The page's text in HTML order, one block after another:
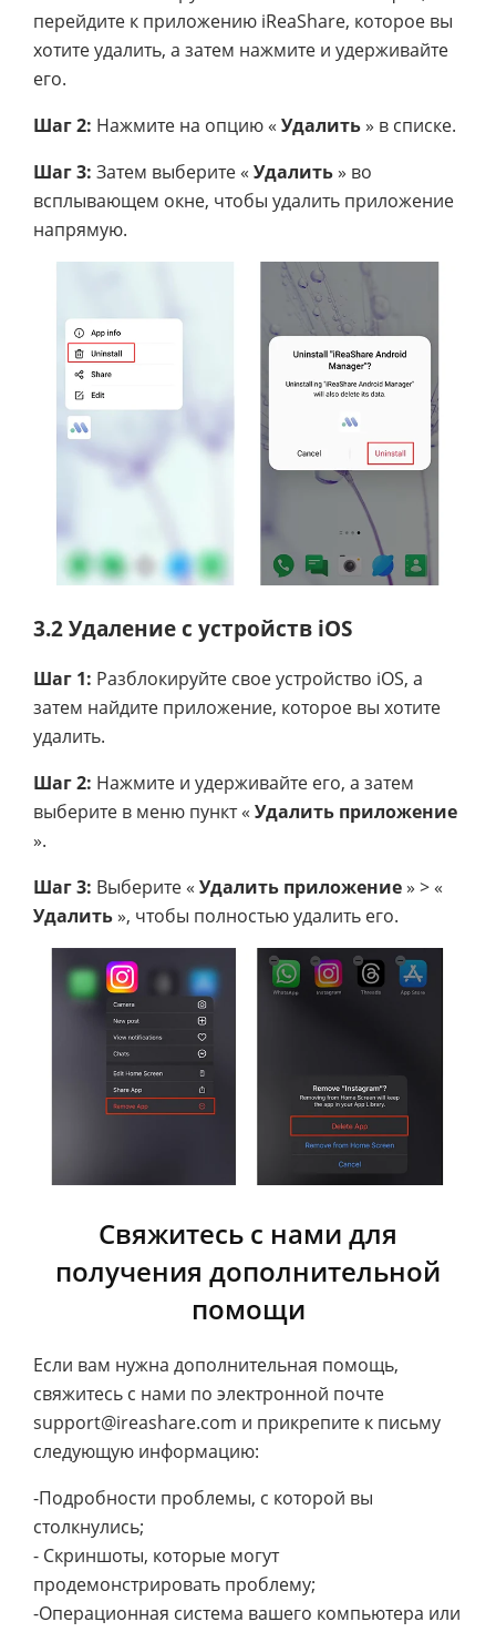
перейдите к приложению iReaShare, которое вы
хотите удалить, а затем нажмите и удерживайте
его.
Шаг 2: Нажмите на опцию « Удалить» в списке.
Шаг 3: Затем выберите « Удалить» во
всплывающем окне, чтобы удалить приложение
напрямую.
3.2 Удаление с устройств iOS
Шаг 1: Разблокируйте свое устройство iOS, а
затем найдите приложение, которое вы хотите
удалить.
Шаг 2: Нажмите и удерживайте его, а затем
выберите в меню пункт « Удалить приложение
».
Шаг 3: Выберите « Удалить приложение» > «
Удалить», чтобы полностью удалить его.
Свяжитесь с нами для
получения дополнительной
помощи
Если вам нужна дополнительная помощь,
свяжитесь с нами по электронной почте
support@ireashare.com и прикрепите к письму
следующую информацию:
-Подробности проблемы, с которой вы
столкнулись;
- Скриншоты, которые могут
продемонстрировать проблему;
-Операционная система вашего компьютера или